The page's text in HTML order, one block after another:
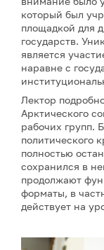
который был
площадкой для
государств.
является
наравне с
Лектор
Арктического
рабочих групп.
политического
полностью
сохранился в
продолжают
форматы, в
действует на